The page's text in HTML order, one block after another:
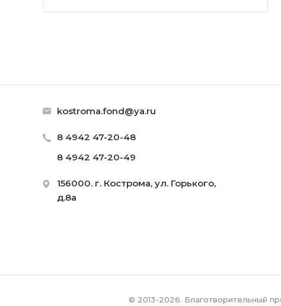
kostroma.fond@ya.ru
8 4942 47-20-48
8 4942 47-20-49
156000. г. Кострома, ул. Горького,
д.8а
© 2013-2026. Благотворительный